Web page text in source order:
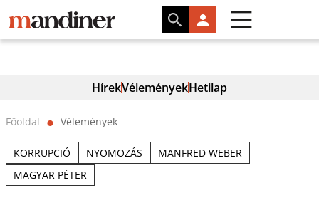
HírekVéleményekHetilap
Főoldal ⬤ Vélemények
KORRUPCIÓ NYOMOZÁS
MANFRED WEBER
MAGYAR PÉTER